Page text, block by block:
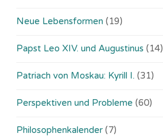
Neue Lebensformen (19)
Papst Leo XIV. und Augustinus (14)
Patriach von Moskau: Kyrill I. (31)
Perspektiven und Probleme (60)
Philosophenkalender (7)